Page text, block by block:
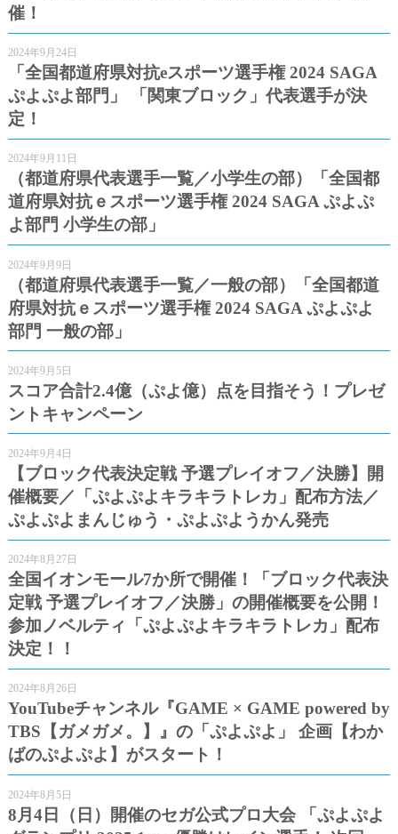
催！
2024年9月24日
「全国都道府県対抗eスポーツ選手権 2024 SAGA
ぷよぷよ部門」 「関東ブロック」代表選手が決
定！
2024年9月11日
（都道府県代表選手一覧／小学生の部）「全国都
道府県対抗ｅスポーツ選手権 2024 SAGA ぷよぷ
よ部門 小学生の部」
2024年9月9日
（都道府県代表選手一覧／一般の部）「全国都道
府県対抗ｅスポーツ選手権 2024 SAGA ぷよぷよ
部門 一般の部」
2024年9月5日
スコア合計2.4億（ぷよ億）点を目指そう！プレゼ
ントキャンペーン
2024年9月4日
【ブロック代表決定戦 予選プレイオフ／決勝】開
催概要／「ぷよぷよキラキラトレカ」配布方法／
ぷよぷよまんじゅう・ぷよぷようかん発売
2024年8月27日
全国イオンモール7か所で開催！「ブロック代表決
定戦 予選プレイオフ／決勝」の開催概要を公開！
参加ノベルティ「ぷよぷよキラキラトレカ」配布
決定！！
2024年8月26日
YouTubeチャンネル『GAME × GAME powered by
TBS【ガメガメ。】』の「ぷよぷよ」 企画【わか
ばのぷよぷよ】がスタート！
2024年8月5日
8月4日（日）開催のセガ公式プロ大会 「ぷよぷよ